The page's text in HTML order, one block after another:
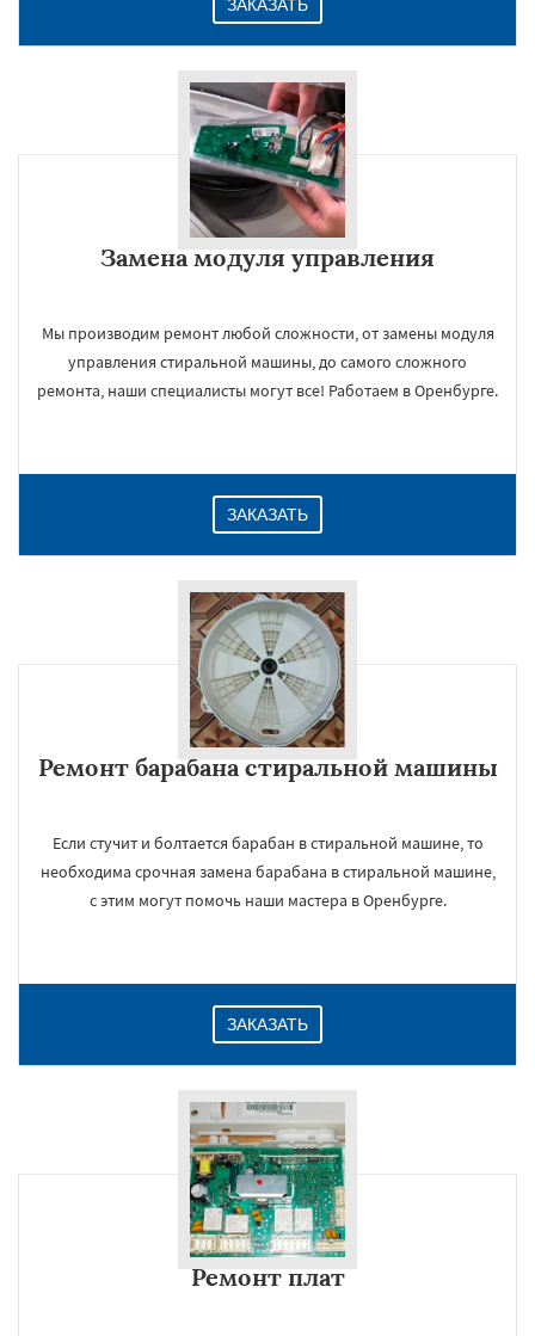
ЗАКАЗАТЬ
Замена модуля управления
Мы производим ремонт любой сложности, от замены модуля
управления стиральной машины, до самого сложного
ремонта, наши специалисты могут все! Работаем в Оренбурге.
ЗАКАЗАТЬ
Ремонт барабана стиральной машины
Если стучит и болтается барабан в стиральной машине, то
необходима срочная замена барабана в стиральной машине,
с этим могут помочь наши мастера в Оренбурге.
ЗАКАЗАТЬ
Ремонт плат